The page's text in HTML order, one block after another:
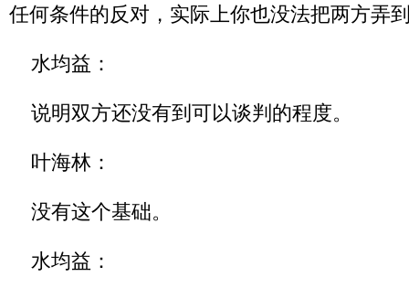
任何条件的反对，实际上你也没法把两方弄
水均益：
说明双方还没有到可以谈判的程度。
叶海林：
没有这个基础。
水均益：